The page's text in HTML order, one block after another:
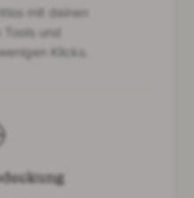
mit deinen
und
Klicks.